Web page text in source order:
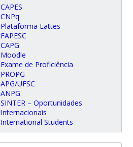
CAPES
CNPq
Plataforma Lattes
FAPESC
CAPG
Moodle
Exame de Proficiência
PROPG
APG/UFSC
ANPG
SINTER – Oportunidades
Internacionais
International Students